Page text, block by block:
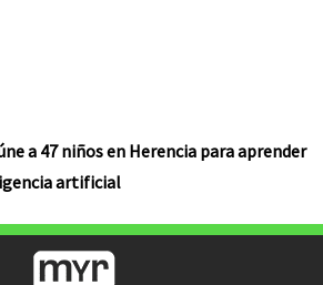
a 47 niños en Herencia para aprender
artificial